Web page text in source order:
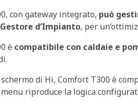
con gateway integrato, può
d’Impianto, per
è compatibile con caldaie e
di Hi, Comfort T300 è
menu riproduce la logica